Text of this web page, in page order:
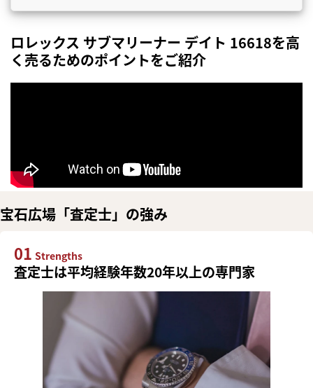
ロレックス サブマリーナー デイト 16618を高
く売るためのポイントをご紹介
宝石広場「査定士」の強み
01 Strengths
査定士は平均経験年数20年以上の専門家